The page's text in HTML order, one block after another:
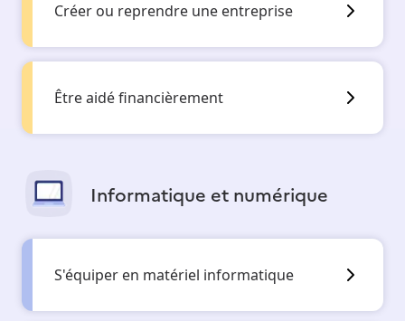
Créer ou reprendre une entreprise
Être aidé financièrement
Informatique et numérique
S'équiper en matériel informatique